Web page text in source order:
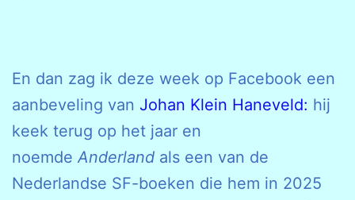
En dan zag ik deze week op Facebook een
aanbeveling van Johan Klein Haneveld: hij
keek terug op het jaar en
noemde Anderland als een van de
Nederlandse SF-boeken die hem in 2025